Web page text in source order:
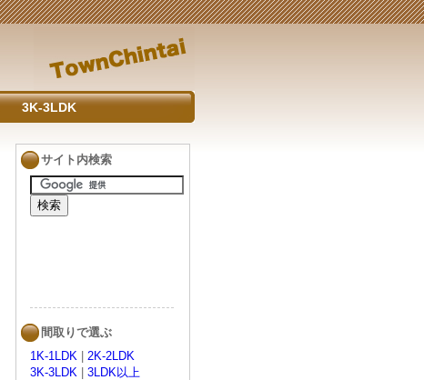
3K-3LDK
サイト内検索
間取りで選ぶ
1K-1LDK
2K-2LDK
3K-3LDK
3LDK以上